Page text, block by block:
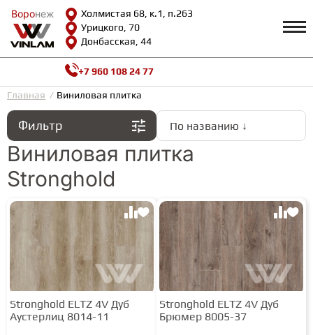
Воронеж
Холмистая 68, к.1, п.263
Урицкого, 70
Донбасская, 44
Воронеж
КАТАЛОГ Профиль
Доставка и оплата
Возврат и гарантии
Сотрудничество
Вопросы и ответы
Видеообзоры
Полезная информация
Как выбрать
Калькулятор
О нас
Контакты
ВИНИЛОВАЯ ПЛИТКА
ЛАМИНАТ
ИНЖЕНЕРНАЯ ДОСКА
ПАРКЕТНАЯ ДОСКА
+7 960 108 24 77
Главная Виниловая плитка
Фильтр По названию ↓
Виниловая плитка
Stronghold
Stronghold ELTZ 4V Дуб
Аустерлиц 8014-11
Stronghold ELTZ 4V Дуб
Брюмер 8005-37